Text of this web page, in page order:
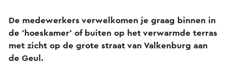
De medewerkers verwelkomen je graag binnen in
de 'hoeskamer' of buiten op het verwarmde terras
met zicht op de grote straat van Valkenburg aan
de Geul.